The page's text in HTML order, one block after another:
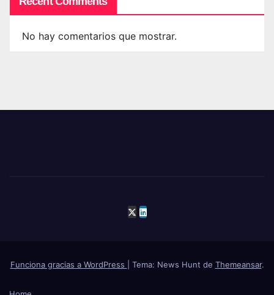
No hay comentarios que mostrar.
Funciona gracias a WordPress Tema: News Hunt de Themeansar.